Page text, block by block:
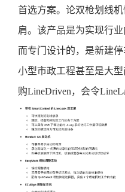
首选方案。论双枪划线
肩。该产品是为实现行
而专门设计的，是新建
小型市政工程甚至是大
购LineDriven，会令